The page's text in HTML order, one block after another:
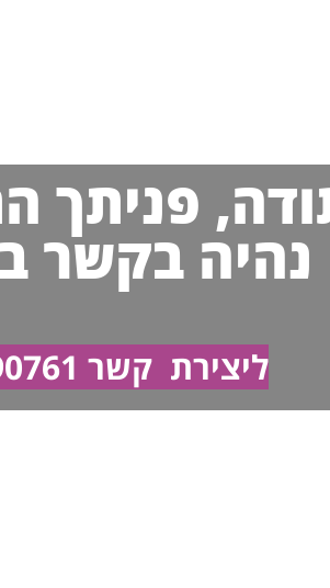
פניתך
נהיה בקשר
ליצירת קשר